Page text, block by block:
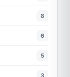
8
6
5
3